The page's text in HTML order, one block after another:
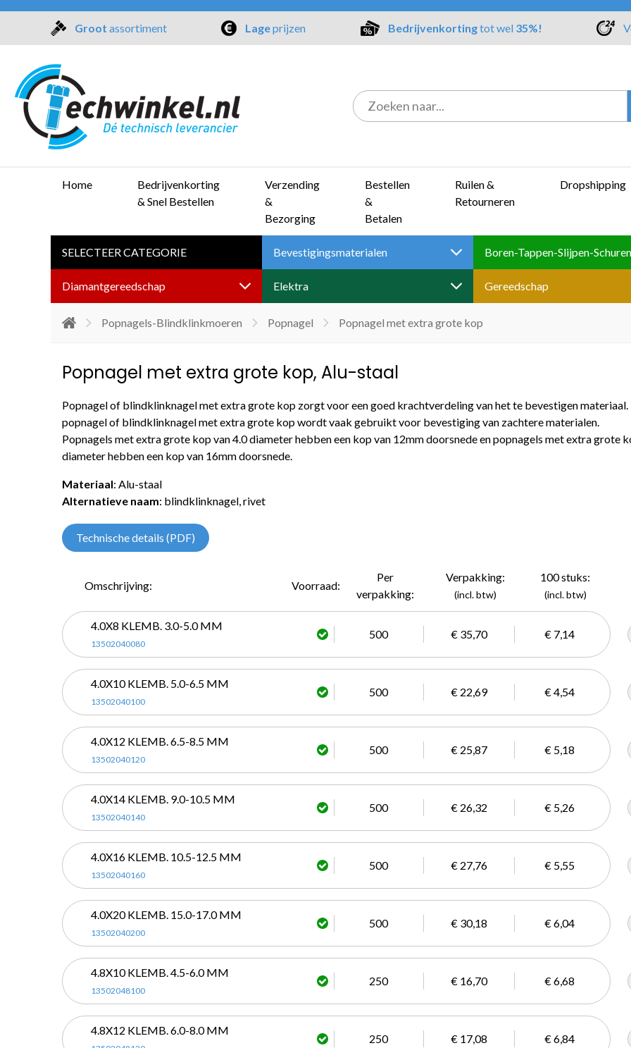
Groot assortiment Lageprijzen Bedrijvenkortingtot wel 35%!
Home
Bedrijvenkorting
& Snel Bestellen
Verzending
&
Bezorging
Bestellen
&
Betalen
Ruilen &
Retourneren
Dropshipping
SELECTEER CATEGORIE Bevestigingsmaterialen
Diamantgereedschap Elektra Gereedschap
Popnagels-Blindklinkmoeren Popnagel Popnagel met extra grote kop
Popnagel met extra grote kop, Alu-staal
Popnagel of blindklinknagel met extra grote kop zorgt voor een goed krachtverdeling van het te bevestigen materiaal.
popnagel of blindklinknagel met extra grote kop wordt vaak gebruikt voor bevestiging van zachtere materialen.
Popnagels met extra grote kop van 4.0 diameter hebben een kop van 12mm doorsnede en popnagels met extra grote
diameter hebben een kop van 16mm doorsnede.
Materiaal: Alu-staal
Alternatieve naam: blindklinknagel, rivet
Technische details (PDF)
Omschrijving: Voorraad:
Per
verpakking:
Verpakking:
(incl. btw)
100 stuks:
(incl. btw)
4.0X8 KLEMB. 3.0-5.0 MM
13502040080
500 € 35,70 € 7,14
4.0X10 KLEMB. 5.0-6.5 MM
13502040100
500 € 22,69 € 4,54
4.0X12 KLEMB. 6.5-8.5 MM
13502040120
500 € 25,87 € 5,18
4.0X14 KLEMB. 9.0-10.5 MM
13502040140
500 € 26,32 € 5,26
4.0X16 KLEMB. 10.5-12.5 MM
13502040160
500 € 27,76 € 5,55
4.0X20 KLEMB. 15.0-17.0 MM
13502040200
500 € 30,18 € 6,04
4.8X10 KLEMB. 4.5-6.0 MM
13502048100
250 € 16,70 € 6,68
4.8X12 KLEMB. 6.0-8.0 MM
250 € 17,08 € 6,84